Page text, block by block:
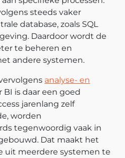
steeds vaker
database, zoals SQL
Daardoor wordt de
te beheren en
andere systemen.
analyse- en
BI is daar een goed
jarenlang zelf
worden
tegenwoordig vaak in
Dat maakt het
uit meerdere systemen te